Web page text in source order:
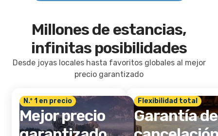
Millones de estancias,
infinitas posibilidades
Desde joyas locales hasta favoritos globales al mejor
precio garantizado
N.º 1 en precio
Mejor precio
Flexibilidad total
Garantía de